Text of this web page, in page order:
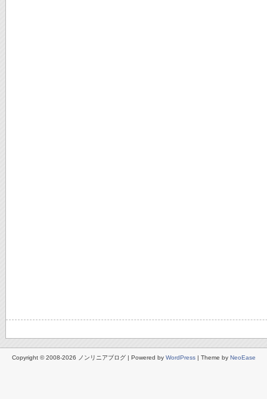
Copyright © 2008-2026 ノンリニアブログ | Powered by WordPress | Theme by NeoEase